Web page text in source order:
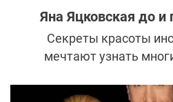
Яна Яцковская до и
Секреты красоты
мечтают узнать
предпочитают